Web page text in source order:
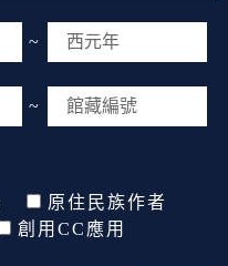
~
~
原住民族作者
創用CC應用